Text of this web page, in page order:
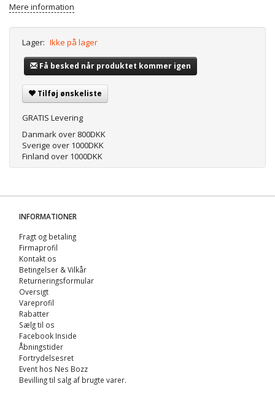
Mere information
Lager: Ikke på lager
Få besked når produktet kommer igen
Tilføj ønskeliste
GRATIS Levering
Danmark over 800DKK
Sverige over 1000DKK
Finland over 1000DKK
INFORMATIONER
Fragt og betaling
Firmaprofil
Kontakt os
Betingelser & Vilkår
Returneringsformular
Oversigt
Vareprofil
Rabatter
Sælg til os
Facebook Inside
Åbningstider
Fortrydelsesret
Event hos Nes Bozz
Bevilling til salg af brugte varer.